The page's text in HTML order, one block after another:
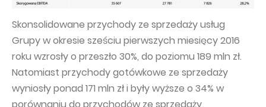
Skonsolidowane przychody ze sprzedaży usług
Grupy w okresie sześciu pierwszych miesięcy 2016
roku wzrosły o przeszło 30%, do poziomu 189 mln zł.
Natomiast przychody gotówkowe ze sprzedaży
wyniosły ponad 171 mln zł i były wyższe o 34% w